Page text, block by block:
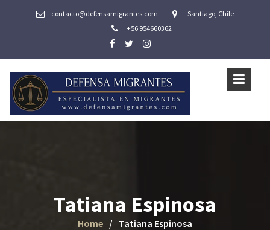
contacto@defensamigrantes.com
Santiago, Chile
+56 954660362
Tatiana Espinosa
Home Tatiana Espinosa